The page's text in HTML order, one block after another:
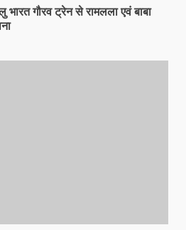
गौरव ट्रेन से रामलला एवं बाबा